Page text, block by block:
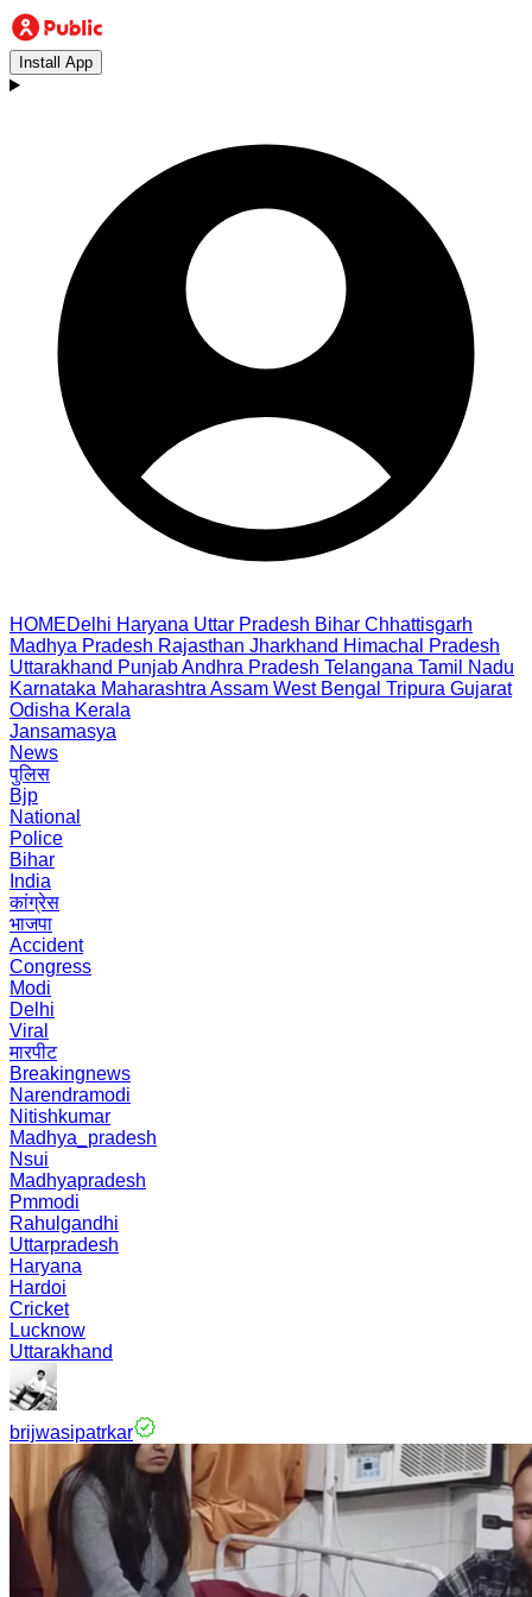
Install App
HOMEDelhi Haryana Uttar Pradesh Bihar Chhattisgarh
Madhya Pradesh Rajasthan Jharkhand Himachal Pradesh
Uttarakhand PunjabAndhra Pradesh Telangana Tamil Nadu
Karnataka Maharashtra Assam West Bengal Tripura Gujarat
Odisha Kerala
Jansamasya
News
पुलिस
Bjp
National
Police
Bihar
India
कांग्रेस
भाजपा
Accident
Congress
Modi
Delhi
Viral
मारपीट
Breakingnews
Narendramodi
Nitishkumar
Madhya_pradesh
Nsui
Madhyapradesh
Pmmodi
Rahulgandhi
Uttarpradesh
Haryana
Hardoi
Cricket
Lucknow
Uttarakhand
brijwasipatrkar